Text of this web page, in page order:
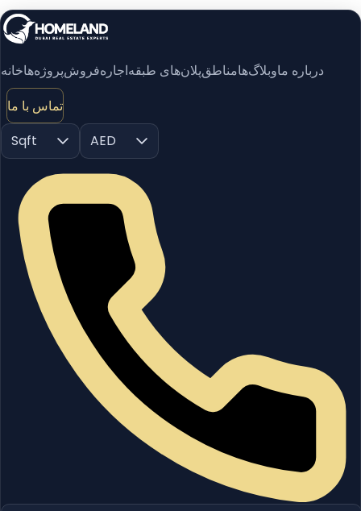
خانهپروژه‌هافروشاجارهپلان‌های طبقهمناطقوبلاگ‌هادرباره ما
تماس با ما
Sqft
AED